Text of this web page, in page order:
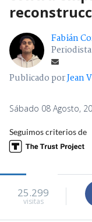
Fabián
Publicado porJean
Sábado 08 Agosto,
Seguimos criterios de
25.299
visitas